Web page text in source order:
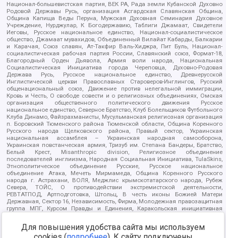
Национал-большевистская партия, ВЕК РА, Рада земли Кубанской Духовно
Родовой Державы Русь, организация Асгардская Славянская Община,
Община Капища Веды Перуна, Мужская Духовная Семинария Духовное
Учреждение, Нурджулар, К Богодержавию, Таблиги Джамаат, Свидетели
Иеговы, Русское национальное единство, Национал-социалистическое
общество, Джамаат мувахидов, Объединенный Вилайат Кабарды, Балкарии
и Карачая, Союз славян, Ат-Такфир Валь-Хиджра, Пит Буль, Национал-
социалистическая рабочая партия России, Славянский союз, Формат-18,
Благородный Орден Дьявола, Армия воли народа, Национальная
Социалистическая Инициатива города Череповца, Духовно-Родовая
Держава Русь, Русское национальное единство, Древнерусской
Инглистической церкви Православных Староверов-Инглингов, Русский
общенациональный союз, Движение против нелегальной иммиграции,
Кровь и Честь, О свободе совести и о религиозных объединениях, Омская
организация общественного политического движения Русское
национальное единство, Северное Братство, Клуб Болельщиков Футбольного
Клуба Динамо, Файзрахманисты, Мусульманская религиозная организация
п. Боровский Тюменского района Тюменской области, Община Коренного
Русского народа Щелковского района, Правый сектор, Украинская
национальная ассамблея – Украинская народная самооборона,
Украинская повстанческая армия, Тризуб им. Степана Бандеры, Братство,
Белый Крест, Misanthropic division, Религиозное объединение
последователей инглиизма, Народная Социальная Инициатива, TulaSkins,
Этнополитическое объединение Русские, Русское национальное
объединение Атака, Мечеть Мирмамеда, Община Коренного Русского
народа г. Астрахани, ВОЛЯ, Меджлис крымскотатарского народа, Рубеж
Севера, ТОЙС, О противодействии экстремистской деятельности,
РЕВТАТПОД, Артподготовка, Штольц, В честь иконы Божией Матери
Державная, Сектор 16, Независимость, Фирма, Молодежная правозащитная
группа МПГ, Курсом Правды и Единения, Каракольская инициативная
Благотворительный пансионат Ак Умут, Русская республика Русь,
Арестантское уголовное единство, Башкорт, Нация и свобода, W.H.С., Фалунь
Дафа, Иртыш Ultras, Русский Патриотический клуб-Новокузнецк/РПК,
Для повышения удобства сайта мы используем